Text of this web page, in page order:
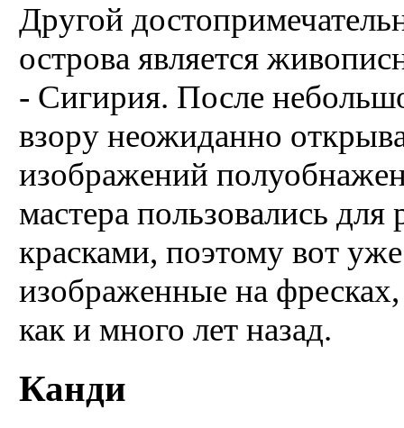
Другой
острова является
- Сигирия. После
взору нео­жиданно
изображений
мастера пользовались
красками, поэтому вот
изображенные на
как и много лет назад.
Канди